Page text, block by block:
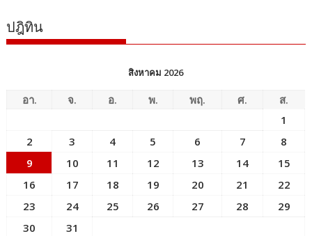
ปฎิทิน
สิงหาคม 2026
อา. จ. อ. พ. พฤ. ศ.
ส.
1
2
3 4 5 6 7
8
9
10 11 12 13 14
15
16
17 18 19 20 21
22
23
24 25 26 27 28
29
30
31